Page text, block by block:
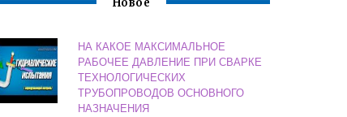
Новое
НА КАКОЕ МАКСИМАЛЬНОЕ
РАБОЧЕЕ ДАВЛЕНИЕ ПРИ СВАРКЕ
ТЕХНОЛОГИЧЕСКИХ
ТРУБОПРОВОДОВ ОСНОВНОГО
НАЗНАЧЕНИЯ